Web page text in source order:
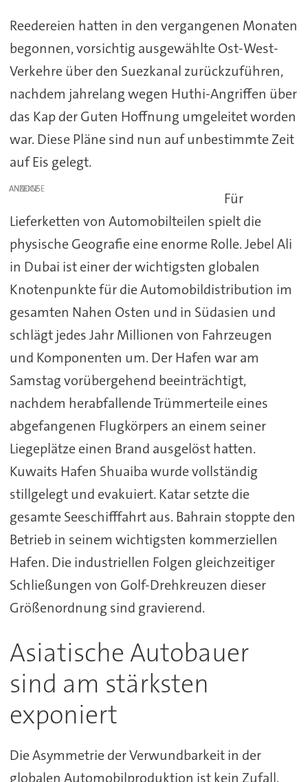
Reedereien hatten in den vergangenen Monaten
begonnen, vorsichtig ausgewählte Ost-West-
Verkehre über den Suezkanal zurückzuführen,
nachdem jahrelang wegen Huthi-Angriffen über
das Kap der Guten Hoffnung umgeleitet worden
war. Diese Pläne sind nun auf unbestimmte Zeit
auf Eis gelegt.
ANZEIGE
Für
Lieferketten von Automobilteilen spielt die
physische Geografie eine enorme Rolle. Jebel Ali
in Dubai ist einer der wichtigsten globalen
Knotenpunkte für die Automobildistribution im
gesamten Nahen Osten und in Südasien und
schlägt jedes Jahr Millionen von Fahrzeugen
und Komponenten um. Der Hafen war am
Samstag vorübergehend beeinträchtigt,
nachdem herabfallende Trümmerteile eines
abgefangenen Flugkörpers an einem seiner
Liegeplätze einen Brand ausgelöst hatten.
Kuwaits Hafen Shuaiba wurde vollständig
stillgelegt und evakuiert. Katar setzte die
gesamte Seeschifffahrt aus. Bahrain stoppte den
Betrieb in seinem wichtigsten kommerziellen
Hafen. Die industriellen Folgen gleichzeitiger
Schließungen von Golf-Drehkreuzen dieser
Größenordnung sind gravierend.
Asiatische Autobauer
sind am stärksten
exponiert
Die Asymmetrie der Verwundbarkeit in der
globalen Automobilproduktion ist kein Zufall.